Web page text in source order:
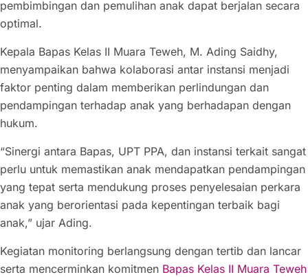
pembimbingan dan pemulihan anak dapat berjalan secara
optimal.
Kepala Bapas Kelas II Muara Teweh, M. Ading Saidhy,
menyampaikan bahwa kolaborasi antar instansi menjadi
faktor penting dalam memberikan perlindungan dan
pendampingan terhadap anak yang berhadapan dengan
hukum.
“Sinergi antara Bapas, UPT PPA, dan instansi terkait sangat
perlu untuk memastikan anak mendapatkan pendampingan
yang tepat serta mendukung proses penyelesaian perkara
anak yang berorientasi pada kepentingan terbaik bagi
anak,” ujar Ading.
Kegiatan monitoring berlangsung dengan tertib dan lancar
serta mencerminkan komitmen Bapas Kelas II Muara Teweh